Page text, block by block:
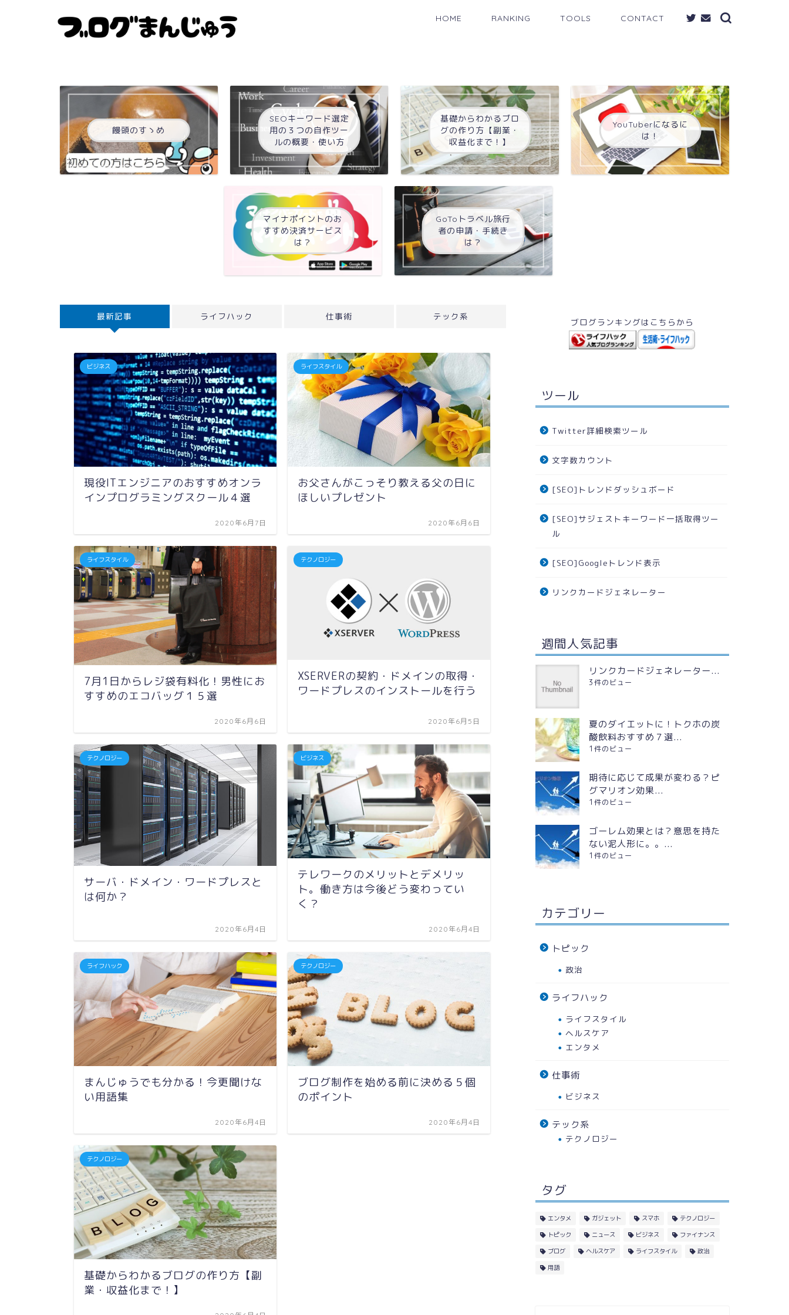
HOME RANKING TOOLS CONTACT
饅頭のすゝめ
SEOキーワード選定
用の３つの自作ツー
ルの概要・使い方
基礎からわかるブロ
グの作り方【副業・
収益化まで！】
YouTuberになるに
は！
マイナポイントのお
すすめ決済サービス
は？
GoToトラベル旅行
者の申請・手続き
は？
最新記事 ライフハック 仕事術 テック系
ビジネス
現役ITエンジニアのおすすめオンラ
インプログラミングスクール４選
2020年6月7日
ライフスタイル
お父さんがこっそり教える父の日に
ほしいプレゼント
2020年6月6日
ライフスタイル
7月1日からレジ袋有料化！男性にお
すすめのエコバッグ１５選
2020年6月6日
テクノロジー
XSERVERの契約・ドメインの取得・
ワードプレスのインストールを行う
2020年6月5日
テクノロジー
サーバ・ドメイン・ワードプレスと
は何か？
2020年6月4日
ビジネス
テレワークのメリットとデメリッ
ト。働き方は今後どう変わってい
く？
2020年6月4日
ライフハック
まんじゅうでも分かる！今更聞けな
い用語集
2020年6月4日
テクノロジー
ブログ制作を始める前に決める５個
のポイント
2020年6月4日
テクノロジー
基礎からわかるブログの作り方【副
業・収益化まで！】
withコロナのいま人気ランキングに
載りがちなおすすめ漫画１９選
【2020年最新】
2020年の土用の丑の日はいつ？う
なぎを食べる意味は？
2020年7月14日
2020年7月8日
靴の消臭剤おすすめ！スプレー・中
敷きインソール・消臭グッズ
ブログランキングはこちらから
ツール
Twitter詳細検索ツール
文字数カウント
[SEO]トレンドダッシュボード
[SEO]サジェストキーワード一括取得ツー
ル
[SEO]Googleトレンド表示
リンクカードジェネレーター
週間人気記事
リンクカードジェネレーター...
3件のビュー
夏のダイエットに！トクホの炭
酸飲料おすすめ７選...
1件のビュー
期待に応じて成果が変わる？ピ
グマリオン効果...
1件のビュー
ゴーレム効果とは？意思を持た
ない泥人形に。。...
1件のビュー
カテゴリー
トピック
政治
ライフハック
ライフスタイル
ヘルスケア
エンタメ
仕事術
ビジネス
テック系
テクノロジー
タグ
エンタメ ガジェット スマホ
テクノロジー
トピック
ニュース ビジネス
ファイナンス
ブログ
ヘルスケア ライフスタイル
政治
用語